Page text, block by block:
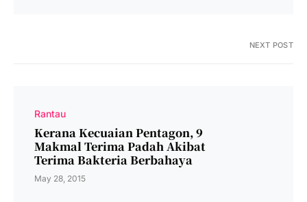
NEXT POST
Rantau
Kerana Kecuaian Pentagon, 9
Makmal Terima Padah Akibat
Terima Bakteria Berbahaya
May 28, 2015